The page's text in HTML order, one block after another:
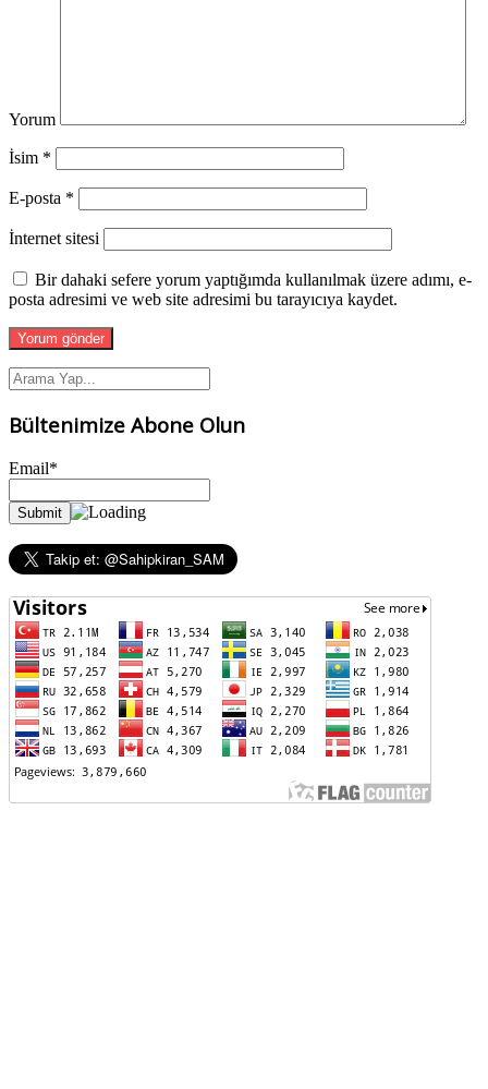
Yorum
İsim *
E-posta *
İnternet sitesi
Bir dahaki sefere yorum yaptığımda kullanılmak üzere adımı, e-
posta adresimi ve web site adresimi bu tarayıcıya kaydet.
Bültenimize Abone Olun
Email*